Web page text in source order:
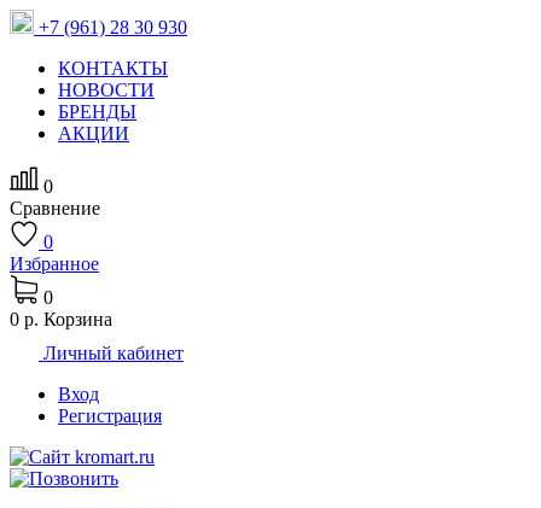
+7 (961) 28 30 930
КОНТАКТЫ
НОВОСТИ
БРЕНДЫ
АКЦИИ
0
Сравнение
0
Избранное
0
0 р. Корзина
Личный кабинет
Вход
Регистрация